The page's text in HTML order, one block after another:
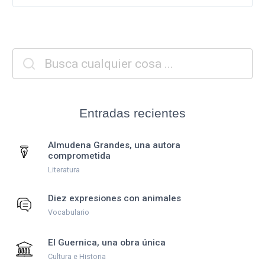
Entradas recientes
Almudena Grandes, una autora
comprometida
Literatura
Diez expresiones con animales
Vocabulario
El Guernica, una obra única
Cultura e Historia